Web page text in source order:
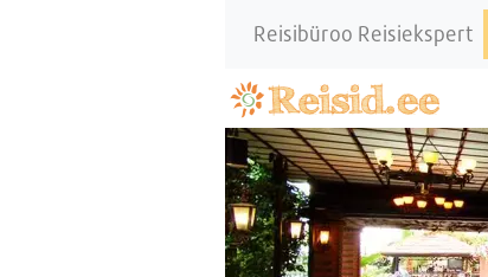
Reisibüroo Reisiekspert